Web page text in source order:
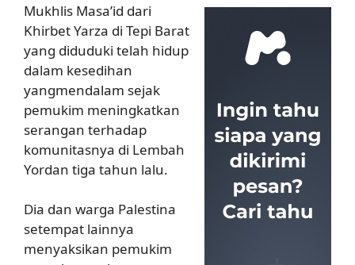
Mukhlis Masa’id dari
Khirbet Yarza di Tepi Barat
yang diduduki telah hidup
dalam kesedihan
yangmendalam sejak
pemukim meningkatkan
serangan terhadap
komunitasnya di Lembah
Yordan tiga tahun lalu.
Dia dan warga Palestina
setempat lainnya
menyaksikan pemukim